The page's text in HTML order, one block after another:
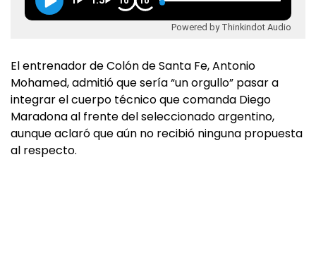
Powered by Thinkindot Audio
El entrenador de Colón de Santa Fe, Antonio
Mohamed, admitió que sería “un orgullo” pasar a
integrar el cuerpo técnico que comanda Diego
Maradona al frente del seleccionado argentino,
aunque aclaró que aún no recibió ninguna propuesta
al respecto.